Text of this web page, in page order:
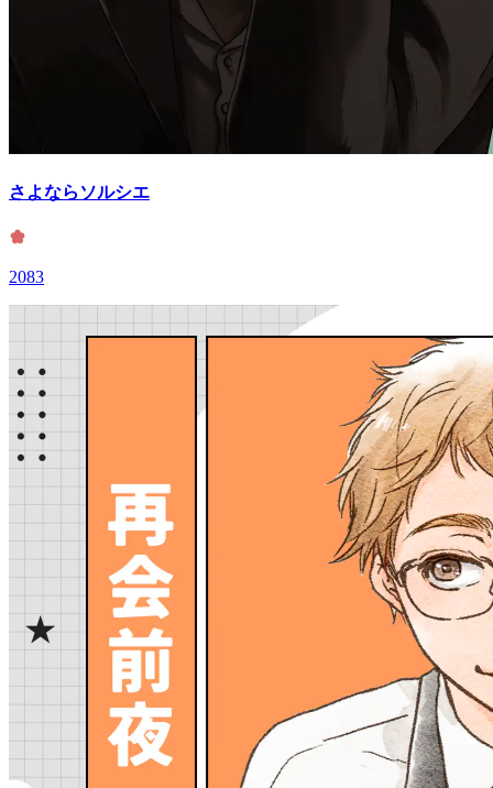
さよならソルシエ
2083